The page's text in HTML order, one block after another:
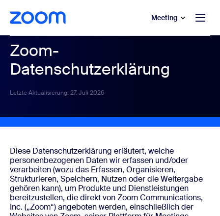
wechseln
Chat wechseln Meeting
Zoom-
Datenschutzerklärung
Letzte Aktualisierung: 27. Juli 2026
Diese Datenschutzerklärung erläutert, welche
personenbezogenen Daten wir erfassen und/oder
verarbeiten (wozu das Erfassen, Organisieren,
Strukturieren, Speichern, Nutzen oder die Weitergabe
gehören kann), um Produkte und Dienstleistungen
bereitzustellen, die direkt von Zoom Communications,
Inc. („Zoom“) angeboten werden, einschließlich der